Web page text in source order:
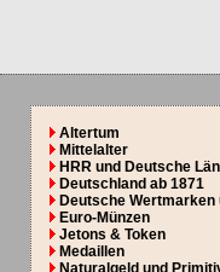
Altertum
Mittelalter
HRR und Deutsche
Deutschland ab 1871
Deutsche Wertmarken
Euro-Münzen
Jetons & Token
Medaillen